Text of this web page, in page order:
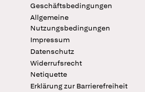
Geschäftsbedingungen
Allgemeine
Nutzungsbedingungen
Impressum
Datenschutz
Widerrufsrecht
Netiquette
Erklärung zur Barrierefreiheit